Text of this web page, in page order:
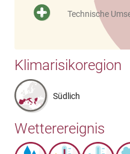
Technische
Klimarisikoregion
Südlich
Wetterereignis